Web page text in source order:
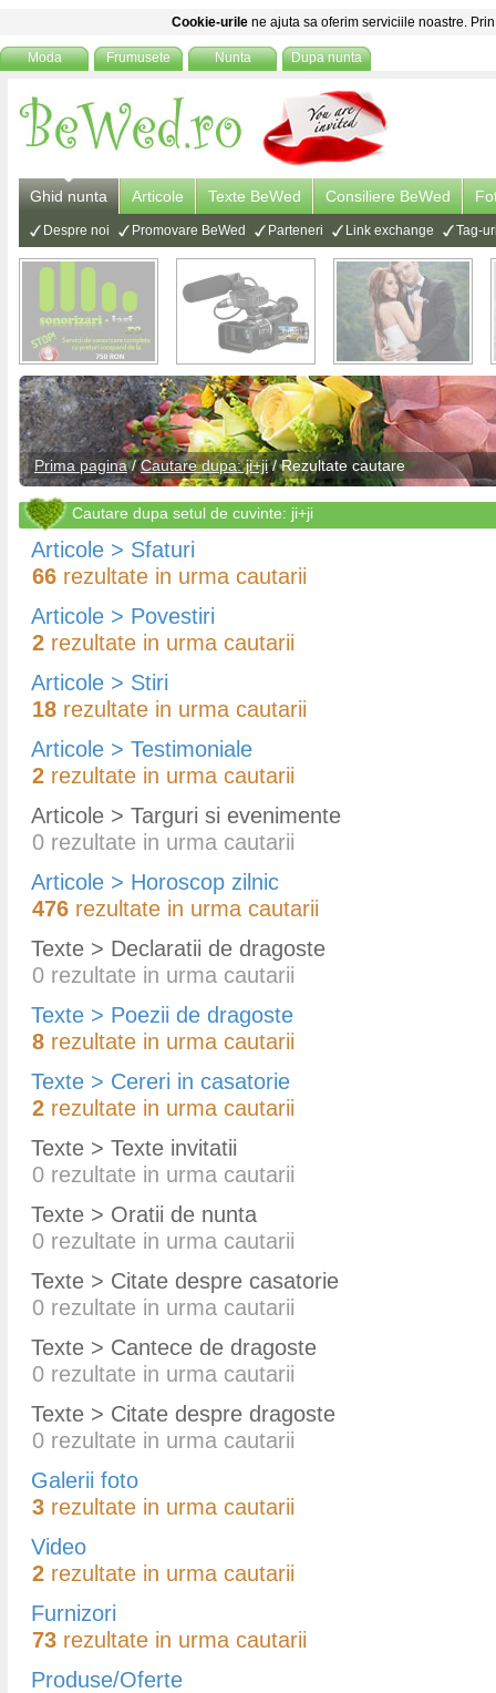
Cookie-urile ne ajuta sa oferim serviciile noastre.
Moda Frumusete Nunta Dupa nunta
Ghid nunta Articole Texte BeWed Consiliere BeWed
Despre noi Promovare BeWed Parteneri Link exchange Tag-
Prima pagina/Cautare dupa: ji+ji/ Rezultate cautare
Cautare dupa setul de cuvinte: ji+ji
Articole > Sfaturi
66 rezultate in urma cautarii
Articole > Povestiri
2 rezultate in urma cautarii
Articole > Stiri
18 rezultate in urma cautarii
Articole > Testimoniale
2 rezultate in urma cautarii
Articole > Targuri si evenimente
0 rezultate in urma cautarii
Articole > Horoscop zilnic
476 rezultate in urma cautarii
Texte > Declaratii de dragoste
0 rezultate in urma cautarii
Texte > Poezii de dragoste
8 rezultate in urma cautarii
Texte > Cereri in casatorie
2 rezultate in urma cautarii
Texte > Texte invitatii
0 rezultate in urma cautarii
Texte > Oratii de nunta
0 rezultate in urma cautarii
Texte > Citate despre casatorie
0 rezultate in urma cautarii
Texte > Cantece de dragoste
0 rezultate in urma cautarii
Texte > Citate despre dragoste
0 rezultate in urma cautarii
Galerii foto
3 rezultate in urma cautarii
Video
2 rezultate in urma cautarii
Furnizori
73 rezultate in urma cautarii
Produse/Oferte